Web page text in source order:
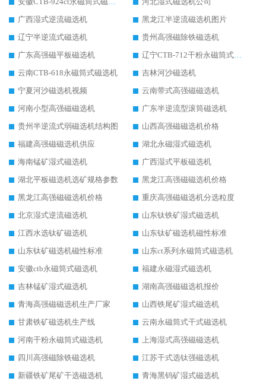
广西湿式逆流磁选机
黑龙江半逆流磁选机图片
辽宁半逆流式磁选机
贵州高强磁除铁磁选机
广东高强磁平板磁选机
辽宁CTB-712干粉永磁筒式磁选机
云南CTB-618永磁筒式磁选机
吉林河沙磁选机
宁夏河沙磁选机视频
云南带式高强磁磁选机
河南小型高强磁磁选机
广东半逆流型滚筒磁选机
贵州半逆流式弱磁选机结构图
山西高强磁磁选机价格
福建高强磁磁选机供应
湖北永磁湿式磁选机
海南锰矿湿式磁选机
广西湿式平板磁选机
湖北平板磁选机选矿规格参数
黑龙江高强磁磁选机价格
黑龙江高强磁磁选机价格
重庆高强磁磁选机分选粒度
北京湿式逆流磁选机
山东钛铁矿湿式磁选机
江西水选钛矿磁选机
山东钛矿磁选机磁性标准
山东钛矿磁选机磁性标准
山东ct系列永磁筒式磁选机
安徽ctb永磁筒式磁选机
福建永磁湿式磁选机
吉林锰矿湿式磁选机
湖南高强磁磁选机报价
青海高强磁磁选机生产厂家
山西铁尾矿湿式磁选机
甘肃铁矿磁选机生产线
云南永磁筒式干式磁选机
河南干粉永磁筒式磁选机
上海湿式高强磁磁选机
四川高强磁除铁磁选机
江苏干式选钛强磁选机
新疆铁矿尾矿干选磁选机
青海黑钨矿湿式磁选机